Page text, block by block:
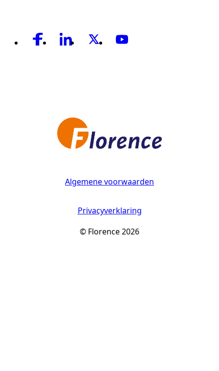
Algemene voorwaarden
Privacyverklaring
© Florence 2026